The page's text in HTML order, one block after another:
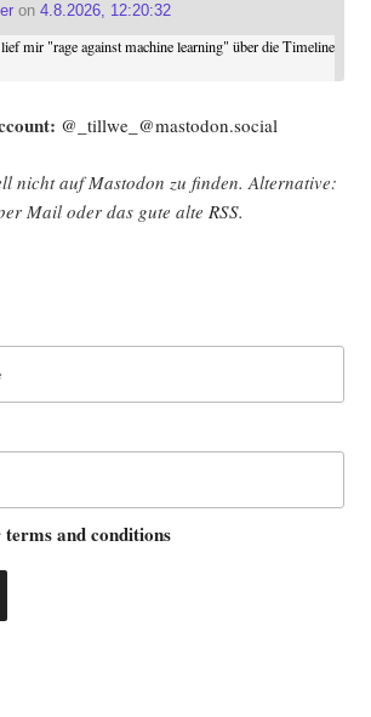
on 4.8.2026, 12:20:32
mir "rage against machine learning" über die Timeline
@_tillwe_@mastodon.social
nicht auf Mast­o­don zu fin­den. Alter­na­ti­ve:
Mail oder das gute alte RSS.
terms and conditions